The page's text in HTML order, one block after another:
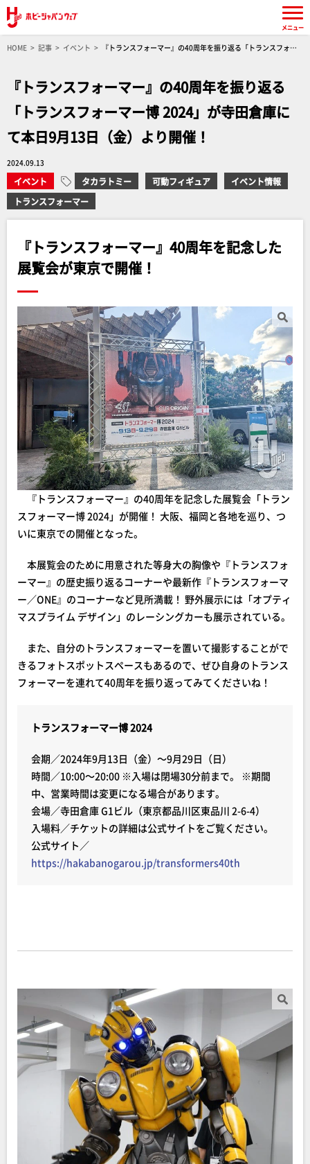
HOME 記事 イベント
『トランスフォーマー』の40周年を振り返る「トランスフォー
『トランスフォーマー』の40周年を振り返る
「トランスフォーマー博 2024」が寺田倉庫に
て本日9月13日（金）より開催！
2024.09.13
イベント タカラトミー 可動フィギュア
イベント情報
トランスフォーマー
『トランスフォーマー』40周年を記念した
展覧会が東京で開催！
『トランスフォーマー』の40周年を記念した展覧会「トラン
スフォーマー博 2024」が開催！ 大阪、福岡と各地を巡り、つ
いに東京での開催となった。
本展覧会のために用意された等身大の胸像や『トランスフォ
ーマー』の歴史振り返るコーナーや最新作『トランスフォーマ
ー／ONE』のコーナーなど見所満載！ 野外展示には「オプティ
マスプライム デザイン」のレーシングカーも展示されている。
また、自分のトランスフォーマーを置いて撮影することがで
きるフォトスポットスペースもあるので、ぜひ自身のトランス
フォーマーを連れて40周年を振り返ってみてくださいね！
トランスフォーマー博 2024
会期／2024年9月13日（金）～9月29日（日）
時間／10:00～20:00 ※入場は閉場30分前まで。 ※期間
中、営業時間は変更になる場合があります。
会場／寺田倉庫 G1ビル（東京都品川区東品川 2-6-4）
入場料／チケットの詳細は公式サイトをご覧ください。
公式サイト／
https://hakabanogarou.jp/transformers40th
メニュー